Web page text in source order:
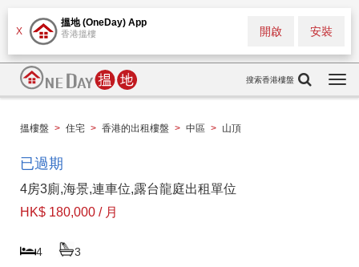
X
搵地 (OneDay) App
香港搵樓 安裝
開啟
搜索香港樓盤
搵樓盤 > 住宅 > 香港的出租樓盤 > 中區 > 山頂
已過期
4房3廁,海景,連車位,露台龍庭出租單位
HK$ 180,000 / 月
4 3